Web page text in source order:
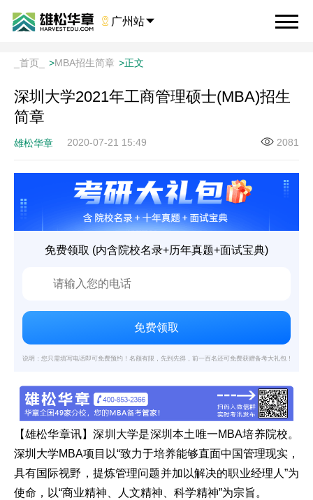
 广州站
_首页_ >MBA招生简章 >正文
深圳大学2021年工商管理硕士(MBA)招生
简章
雄松华章 2020-07-21 15:49 2081
免费领取 (内含院校名录+历年真题+面试宝典)
说明：您只需填写电话即可免费预约！名额有限，先到先得，前一百名还可免费获赠备考大礼包！
【雄松华章讯】深圳大学是深圳本土唯一MBA培养院校。
深圳大学MBA项目以“致力于培养能够直面中国管理现实，
具有国际视野，提炼管理问题并加以解决的职业经理人”为
使命，以“商业精神、人文精神、科学精神”为宗旨。